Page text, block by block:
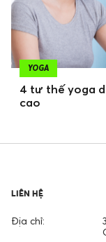
YOGA
4 tư thế yoga
cao
LIÊN HỆ
Địa chỉ: